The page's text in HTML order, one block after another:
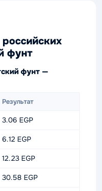
фунт
фунт —
Результат
3.06 EGP
6.12 EGP
12.23 EGP
30.58 EGP